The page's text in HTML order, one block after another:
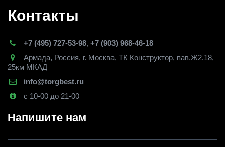
Контакты
+7 (495) 727-53-98, +7 (903) 968-46-18
Армада, Россия, г. Москва, ТК Конструктор, пав.Ж2.18,
25км МКАД
info@torgbest.ru
с 10-00 до 21-00
Напишите нам